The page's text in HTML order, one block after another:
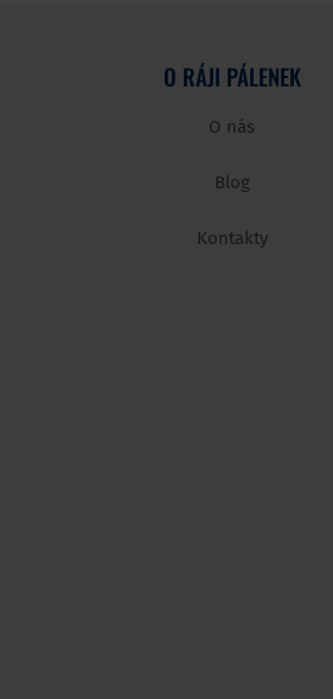
O RÁJI PÁLENEK
O nás
Blog
Kontakty